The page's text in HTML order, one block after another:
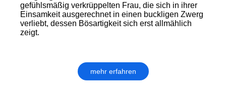
gefühlsmäßig verkrüppelten Frau, die sich in ihrer
Einsamkeit ausgerechnet in einen buckligen Zwerg
verliebt, dessen Bösartigkeit sich erst allmählich
zeigt.
mehr erfahren